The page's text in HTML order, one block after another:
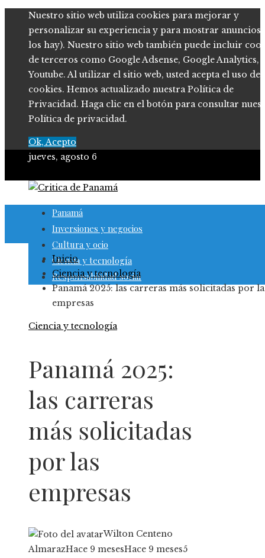
Nuestro sitio web utiliza cookies para mejorar y
personalizar su experiencia y para mostrar anuncios
los hay). Nuestro sitio web también puede incluir
de terceros como Google Adsense, Google Analytics,
Youtube. Al utilizar el sitio web, usted acepta el uso de
cookies. Hemos actualizado nuestra Política de
Privacidad. Haga clic en el botón para consultar
Política de privacidad.
Ok, Acepto
jueves, agosto 6
Panamá
Inversiones y negocios
Cultura y ocio
Ciencia y tecnología
Responsabilidad social
Inicio
Ciencia y tecnología
Panamá 2025: las carreras más solicitadas por
empresas
Ciencia y tecnología
Panamá 2025:
las carreras
más solicitadas
por las
empresas
Wilton Centeno
AlmarazHace 9 mesesHace 9 meses5